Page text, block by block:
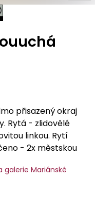
přisazený okraj
Rytá - zlidovělé
linkou. Rytí
- 2x městskou
Gmeiner, 1x kvality
rytý vlastnický
Mariánské